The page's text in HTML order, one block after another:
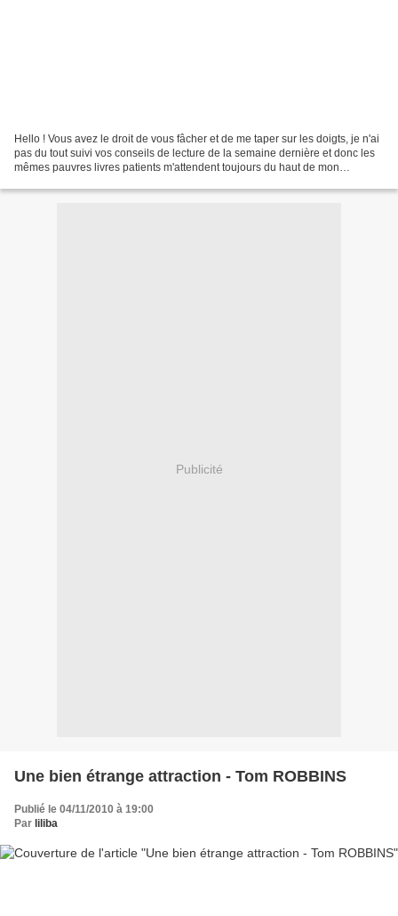
Hello ! Vous avez le droit de vous fâcher et de me taper sur les doigts, je n'ai
pas du tout suivi vos conseils de lecture de la semaine dernière et donc les
mêmes pauvres livres patients m'attendent toujours du haut de mon
Publicité
Une bien étrange attraction - Tom ROBBINS
Publié le 04/11/2010 à 19:00
Par liliba